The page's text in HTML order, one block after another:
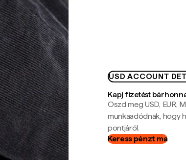
USD ACCOUNT
Kapj fizetést
Oszd meg USD, EUR,
munkaadódnak, hogy
pontjáról.
Keress pénzt ma